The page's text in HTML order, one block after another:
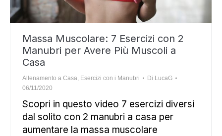
Massa Muscolare: 7 Esercizi con 2
Manubri per Avere Più Muscoli a
Casa
Allenamento a Casa Esercizi con i Manubri Di LucaG
06/11/2020
Scopri in questo video 7 esercizi diversi
dal solito con 2 manubri a casa per
aumentare la massa muscolare